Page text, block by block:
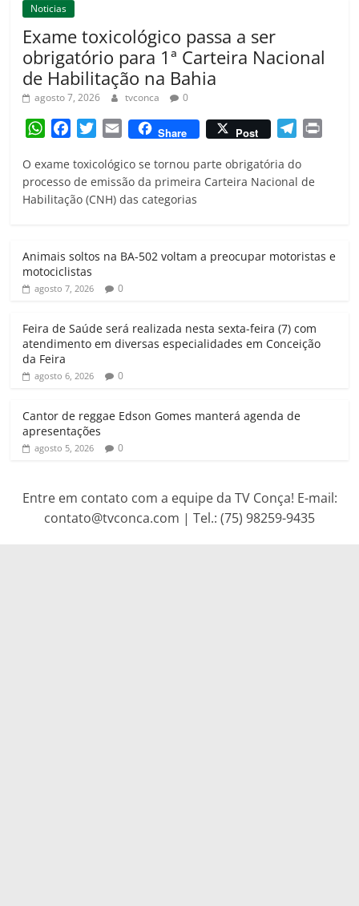
Noticias
Exame toxicológico passa a ser
obrigatório para 1ª Carteira Nacional
de Habilitação na Bahia
agosto 7, 2026 tvconca 0
W
a
t
s
p
c
e
b
k
i
t
t
a
i
l
Share Post
l
e
m
O exame toxicológico se tornou parte obrigatória do
processo de emissão da primeira Carteira Nacional de
Habilitação (CNH) das categorias
Animais soltos na BA-502 voltam a preocupar motoristas e
motociclistas
agosto 7, 2026 0
Feira de Saúde será realizada nesta sexta-feira (7) com
atendimento em diversas especialidades em Conceição
da Feira
agosto 6, 2026 0
Cantor de reggae Edson Gomes manterá agenda de
apresentações
agosto 5, 2026 0
Entre em contato com a equipe da TV Conça! E-mail:
contato@tvconca.com | Tel.: (75) 98259-9435